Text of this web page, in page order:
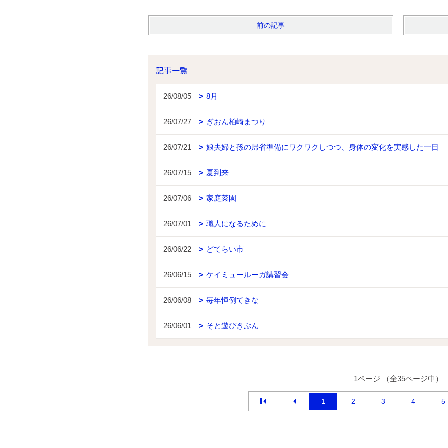
前の記事
記事一覧
26/08/05 8月
26/07/27 ぎおん柏崎まつり
26/07/21 娘夫婦と孫の帰省準備にワクワクしつつ、身体の変化を実感した一日
26/07/15 夏到来
26/07/06 家庭菜園
26/07/01 職人になるために
26/06/22 どてらい市
26/06/15 ケイミュールーガ講習会
26/06/08 毎年恒例てきな
26/06/01 そと遊びきぶん
1ページ （全35ページ中）
1 2 3 4 5